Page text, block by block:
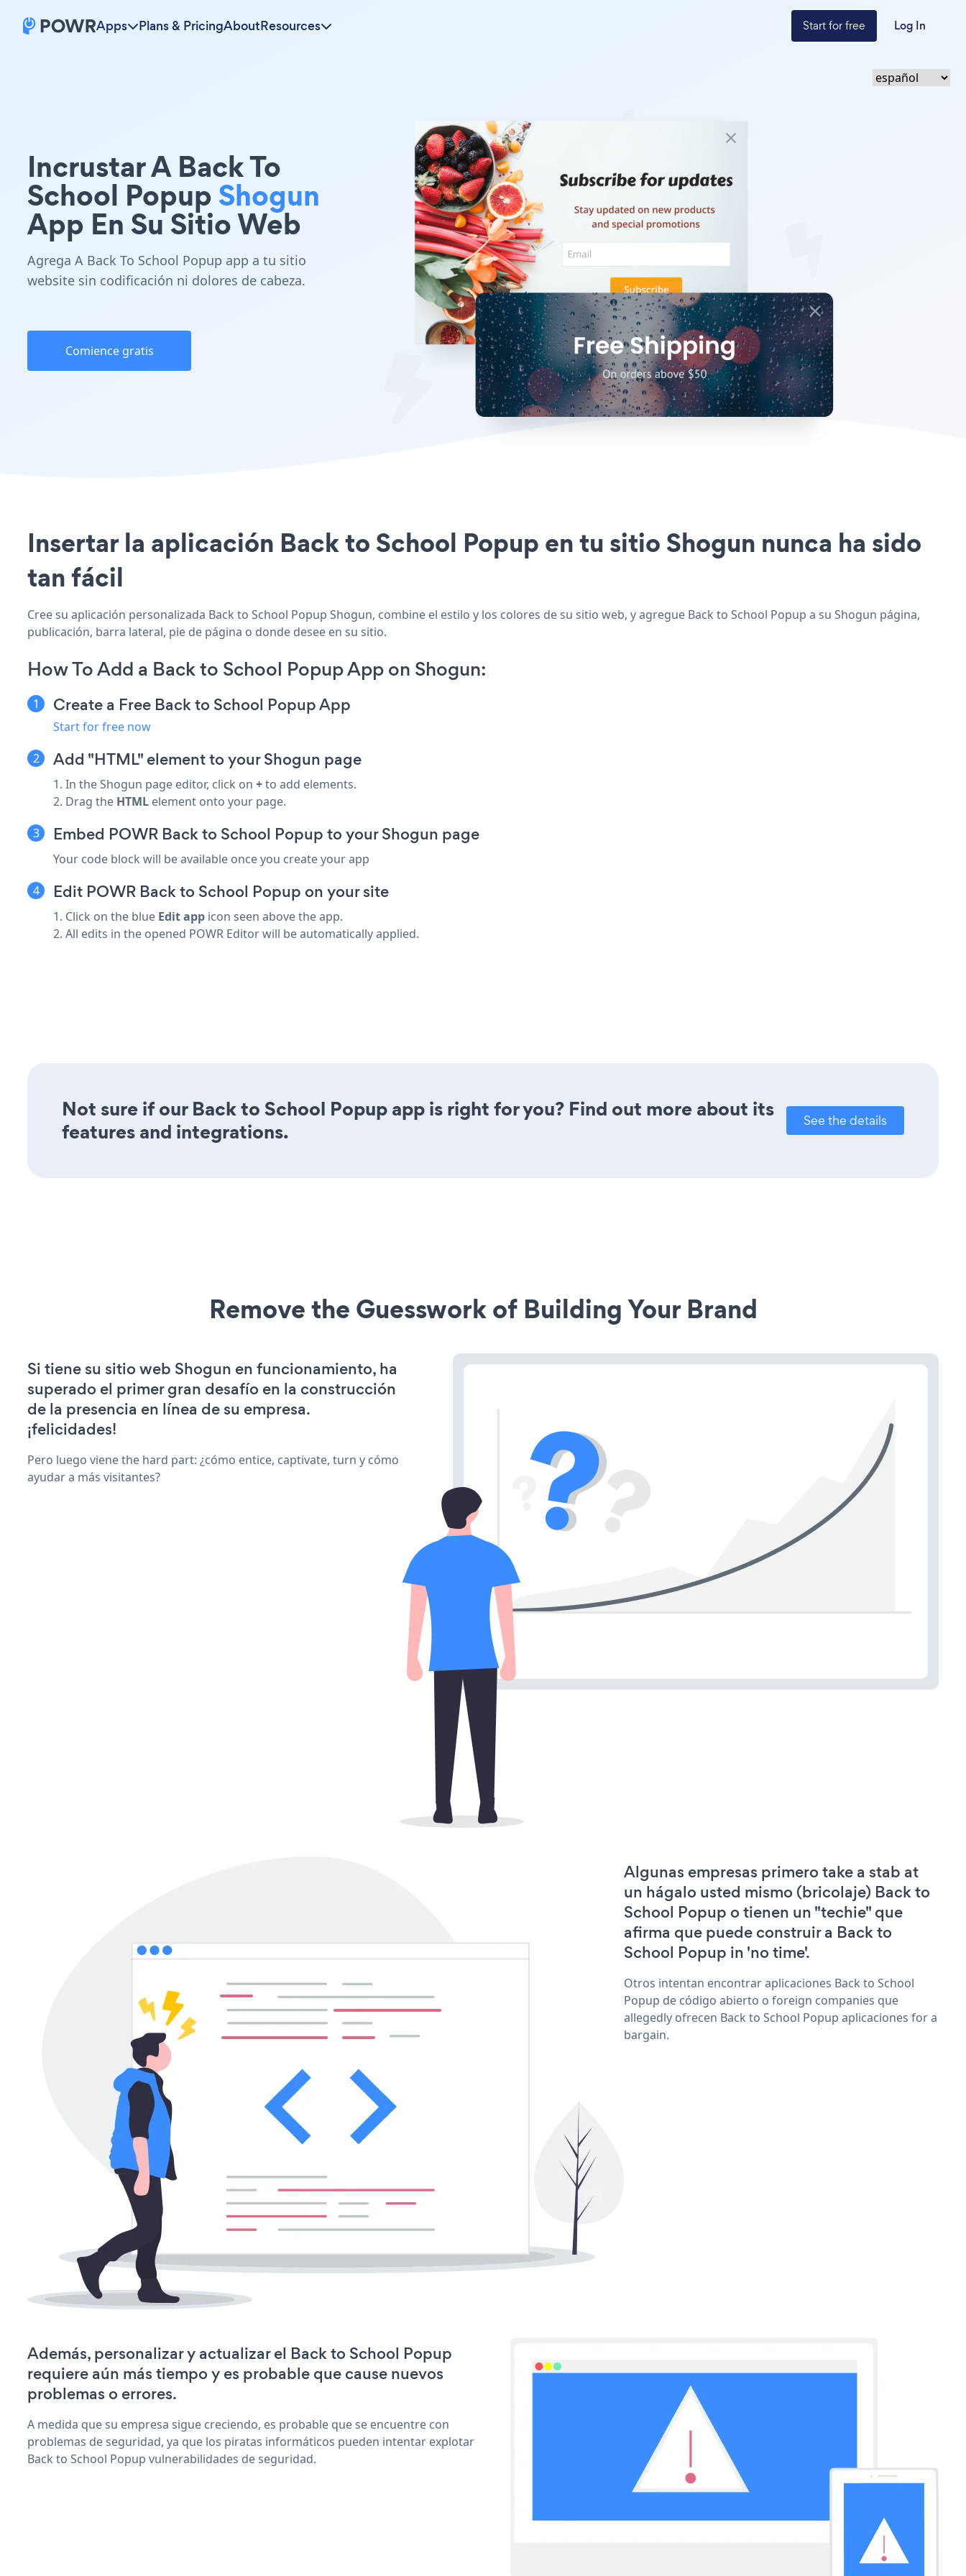
Apps Plans & PricingAboutResources Start for free Log In
Incrustar A Back To
School PopupShogun
App En Su Sitio Web
Agrega A Back To School Popup app a tu sitio
website sin codificación ni dolores de cabeza.
Comience gratis
Insertar la aplicación Back to School Popup en tu sitio Shogun nunca ha sido
tan fácil
Cree su aplicación personalizada Back to School Popup Shogun, combine el estilo y los colores de su sitio web, y agregue Back to School Popup a su Shogun página,
publicación, barra lateral, pie de página o donde desee en su sitio.
How To Add a Back to School Popup App on Shogun:
Create a Free Back to School Popup App
Start for free now
Add "HTML" element to your Shogun page
1. In the Shogun page editor, click on +to add elements.
2. Drag the HTML element onto your page.
Embed POWR Back to School Popup to your Shogun page
Your code block will be available once you create your app
Edit POWR Back to School Popup on your site
1. Click on the blue Edit app icon seen above the app.
2. All edits in the opened POWR Editor will be automatically applied.
Not sure if our Back to School Popup app is right for you? Find out more about its
features and integrations.
See the details
Remove the Guesswork of Building Your Brand
Si tiene su sitio web Shogun en funcionamiento, ha
superado el primer gran desafío en la construcción
de la presencia en línea de su empresa.
¡felicidades!
Pero luego viene the hard part: ¿cómo entice, captivate, turn y cómo
ayudar a más visitantes?
Algunas empresas primero take a stab at
un hágalo usted mismo (bricolaje) Back to
School Popup o tienen un "techie" que
afirma que puede construir a Back to
School Popup in 'no time'.
Otros intentan encontrar aplicaciones Back to School
Popup de código abierto o foreign companies que
allegedly ofrecen Back to School Popup aplicaciones for a
bargain.
Además, personalizar y actualizar el Back to School Popup
requiere aún más tiempo y es probable que cause nuevos
problemas o errores.
A medida que su empresa sigue creciendo, es probable que se encuentre con
problemas de seguridad, ya que los piratas informáticos pueden intentar explotar
Back to School Popup vulnerabilidades de seguridad.